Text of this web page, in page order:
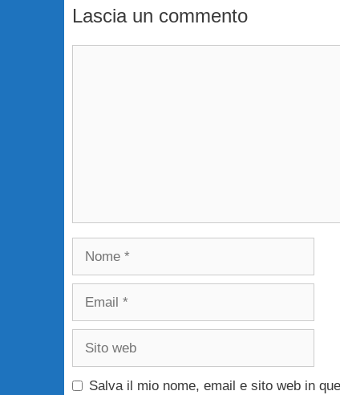
Lascia un commento
Nome
Email
Sito
Salva il mio nome, email e sito web in